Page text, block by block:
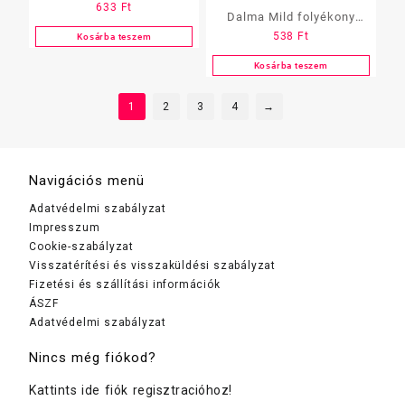
szappan 500 ml pumpás
633 Ft
Kosárba teszem
Dalma Mild folyékony
szappan 1 l Aloe
538 Ft
Kosárba teszem
1 2 3 4 →
Navigációs menü
Adatvédelmi szabályzat
Impresszum
Cookie-szabályzat
Visszatérítési és visszaküldési szabályzat
Fizetési és szállítási információk
ÁSZF
Adatvédelmi szabályzat
Nincs még fiókod?
Kattints ide fiók regisztracióhoz!